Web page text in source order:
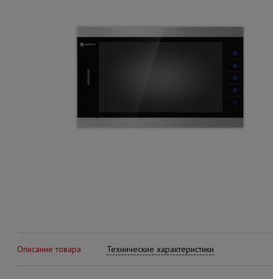
Описание товара Технические характеристики